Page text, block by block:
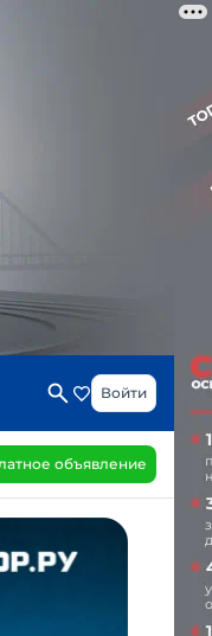
Войти
объявление